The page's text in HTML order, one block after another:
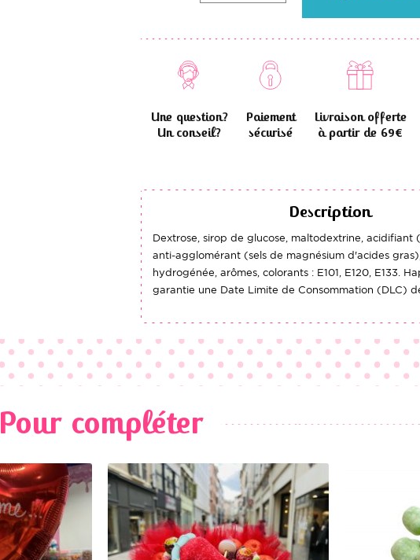
Une question?
Un conseil?
Paiement
sécurisé
Livraison offerte
à partir de 69€
Description
Dextrose, sirop de glucose, maltodextrine, acidifiant
anti-agglomérant (sels de magnésium d'acides
hydrogénée, arômes, colorants : E101, E120, E133.
garantie une Date Limite de Consommation (DLC)
Pour compléter